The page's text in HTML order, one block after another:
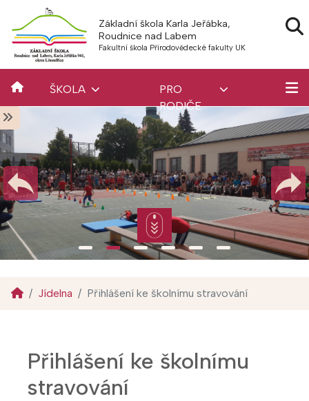
Základní škola Karla Jeřábka,
Roudnice nad Labem
Fakultní škola Přírodovědecké fakulty UK
ŠKOLA
PRO
RODIČE
Jídelna Přihlášení ke školnímu stravování
Přihlášení ke školnímu
stravování